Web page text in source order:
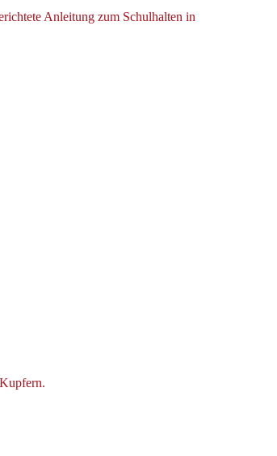
Anleitung zum Schulhalten in